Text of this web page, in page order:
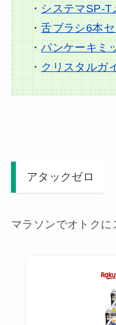
・ システマSP-T
・舌ブラシ6本セ
・パンケーキミ
・ クリスタルガ
アタックゼロ
マラソンでオトクに